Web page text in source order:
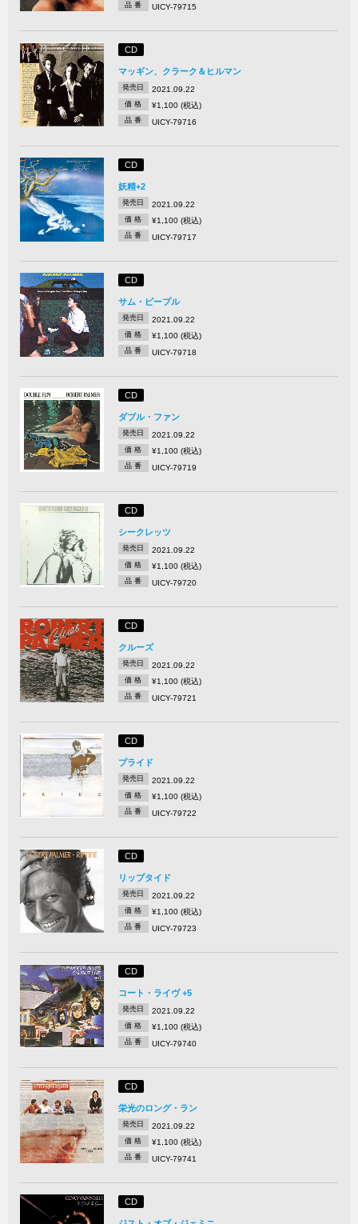
品 番 UICY-79715
CD
マッギン、クラーク＆ヒルマン
発売日 2021.09.22
価 格 ¥1,100 (税込)
品 番 UICY-79716
CD
妖精+2
発売日 2021.09.22
価 格 ¥1,100 (税込)
品 番 UICY-79717
CD
サム・ピープル
発売日 2021.09.22
価 格 ¥1,100 (税込)
品 番 UICY-79718
CD
ダブル・ファン
発売日 2021.09.22
価 格 ¥1,100 (税込)
品 番 UICY-79719
CD
シークレッツ
発売日 2021.09.22
価 格 ¥1,100 (税込)
品 番 UICY-79720
CD
クルーズ
発売日 2021.09.22
価 格 ¥1,100 (税込)
品 番 UICY-79721
CD
プライド
発売日 2021.09.22
価 格 ¥1,100 (税込)
品 番 UICY-79722
CD
リップタイド
発売日 2021.09.22
価 格 ¥1,100 (税込)
品 番 UICY-79723
CD
コート・ライヴ +5
発売日 2021.09.22
価 格 ¥1,100 (税込)
品 番 UICY-79740
CD
栄光のロング・ラン
発売日 2021.09.22
価 格 ¥1,100 (税込)
品 番 UICY-79741
CD